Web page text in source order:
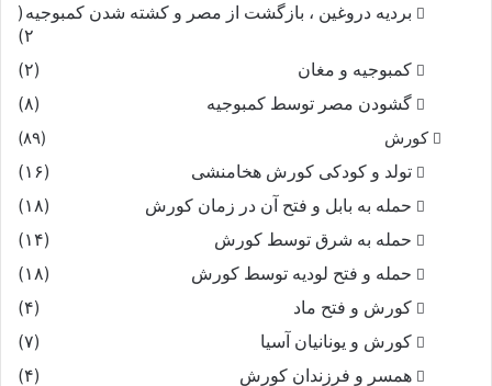
شود پیش او چاره من دروغ‏
یکى چاره باید کنون ساختن
دلش را براه بد انداختن‏
زمانى همى بود و خامش بماند
دو چشمش بروى سیاوش بماند
فرو ریخت از دیدگان آب زرد
بآب دو دیده همى چاره کرد
بردیه دروغین ، بازگشت از مصر و کشته شدن کمبوجیه (
۲)
کمبوجیه و مغان
(۲)
گشودن مصر توسط کمبوجیه
(۸)
کورش
(۸۹)
تولد و کودکی کورش هخامنشی
(۱۶)
حمله به بابل و فتح آن در زمان کورش
(۱۸)
حمله به شرق توسط کورش
(۱۴)
حمله و فتح لودیه توسط کورش
(۱۸)
کورش و فتح ماد
(۴)
کورش و یونانیان آسیا
(۷)
همسر و فرزندان کورش
(۴)